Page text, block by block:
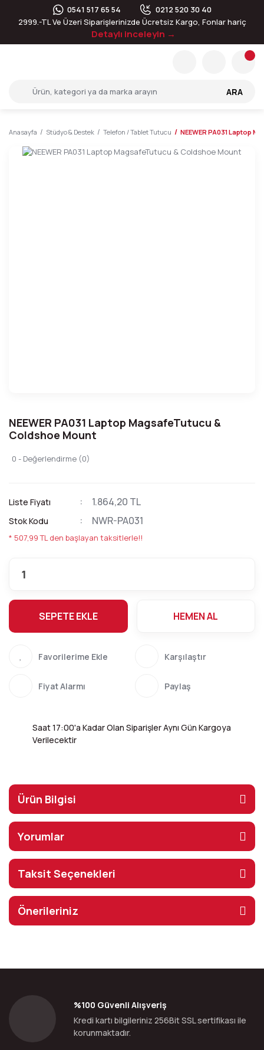
0541 517 65 54
0212 520 30 40
2999.-TL Ve Üzeri Siparişlerinizde Ücretsiz Kargo, Fonlar hariç
Detaylı inceleyin →
ARA
Anasayfa Stüdyo & Destek Telefon / Tablet Tutucu NEEWER PA031 Laptop
NEEWER PA031 Laptop MagsafeTutucu &
Coldshoe Mount
0 - Değerlendirme (0)
Liste Fiyatı 1.864,20 TL
Stok Kodu NWR-PA031
* 507,99 TL den başlayan taksitlerle!!
SEPETE EKLE HEMEN AL
Karşılaştır
Fiyat Alarmı Paylaş
Saat 17:00'a Kadar Olan Siparişler Aynı Gün Kargoya
Verilecektir
Ürün Bilgisi
Yorumlar
Taksit Seçenekleri
Önerileriniz
%100 Güvenli Alışveriş
Kredi kartı bilgileriniz 256Bit SSL sertifikası ile
korunmaktadır.